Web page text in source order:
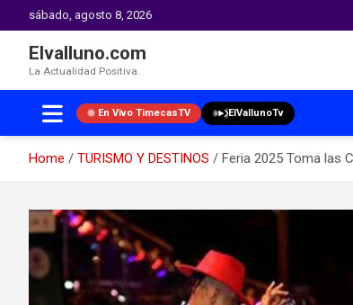
sábado, agosto 8, 2026
Elvalluno.com
La Actualidad Positiva.
En Vivo TimecasTV ElVallunoTv
Home TURISMO Y DESTINOS
Feria 2025 Toma las
content